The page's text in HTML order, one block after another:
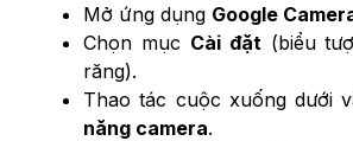
Mở ứng dụng Google
Chọn mục Cài đặt (biểu
răng).
Thao tác cuộc xuống dưới
năng camera.